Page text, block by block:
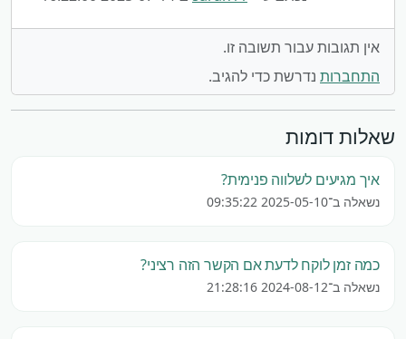
אין תגובות עבור תשובה זו.
התחברות נדרשת כדי להגיב.
שאלות דומות
איך מגיעים לשלווה פנימית?
נשאלה ב־2025-05-10 09:35:22
כמה זמן לוקח לדעת אם הקשר הזה רציני?
נשאלה ב־2024-08-12 21:28:16